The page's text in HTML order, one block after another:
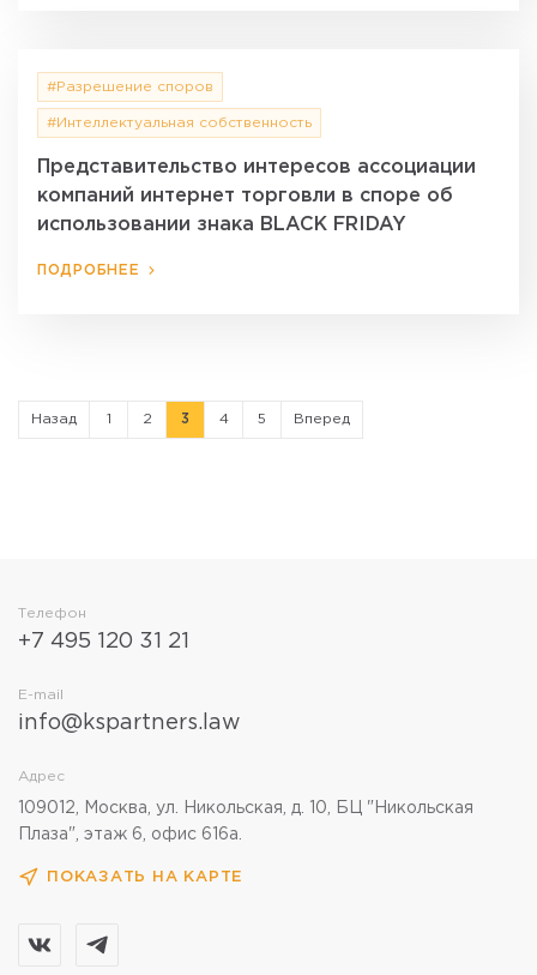
#Разрешение споров
#Интеллектуальная собственность
Представительство интересов ассоциации
компаний интернет торговли в споре об
использовании знака BLACK FRIDAY
ПОДРОБНЕЕ
Назад 1 2 3 4 5 Вперед
Телефон
+7 495 120 31 21
E-mail
info@kspartners.law
Адрес
109012, Москва, ул. Никольская, д. 10, БЦ "Никольская
Плаза", этаж 6, офис 616а.
ПОКАЗАТЬ НА КАРТЕ